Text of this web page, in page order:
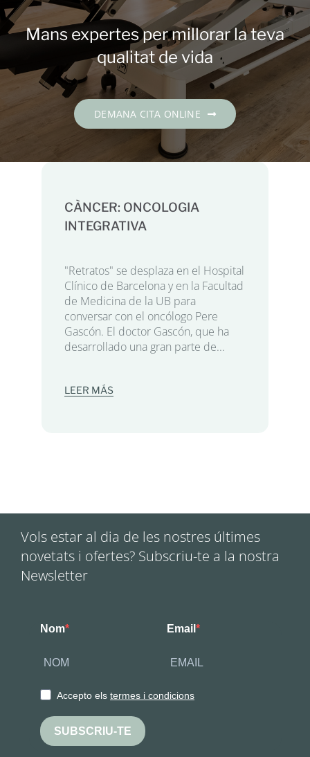
Contacte
Català
Mans expertes per millorar la teva
qualitat de vida
DEMANA CITA ONLINE
CÀNCER: ONCOLOGIA
INTEGRATIVA
"Retratos" se desplaza en el Hospital
Clínico de Barcelona y en la Facultad
de Medicina de la UB para
conversar con el oncólogo Pere
Gascón. El doctor Gascón, que ha
desarrollado una gran parte de...
LEER MÁS
Vols estar al dia de les nostres últimes
novetats i ofertes? Subscriu-te a la nostra
Newsletter
Nom Email
Accepto els termes i condicions
SUBSCRIU-TE